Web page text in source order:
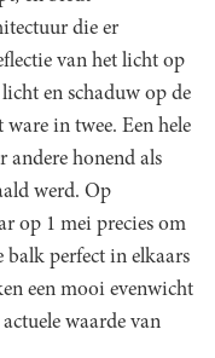
die er
van het licht op
en schaduw op de
in twee. Een hele
andere honend als
werd. Op
op 1 mei precies om
balk perfect in elkaars
een mooi evenwicht
waarde van